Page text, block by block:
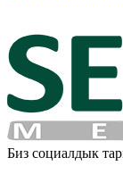
Биз социалдык